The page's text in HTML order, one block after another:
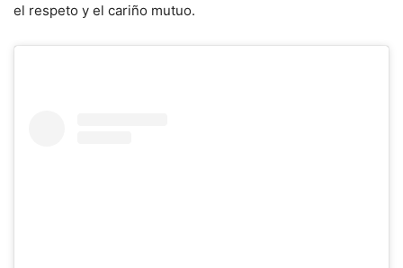
el respeto y el cariño mutuo.